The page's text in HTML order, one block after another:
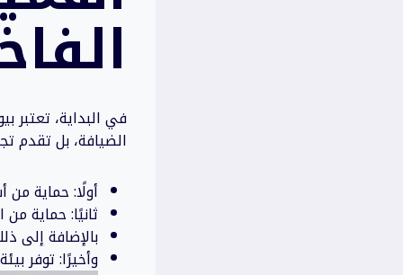
في البداية، تعتبر
الضيافة، بل تقدم
أولًا: حماية من
ثانيًا: حماية
بالإضافة إلى
وأخيرًا: توفر